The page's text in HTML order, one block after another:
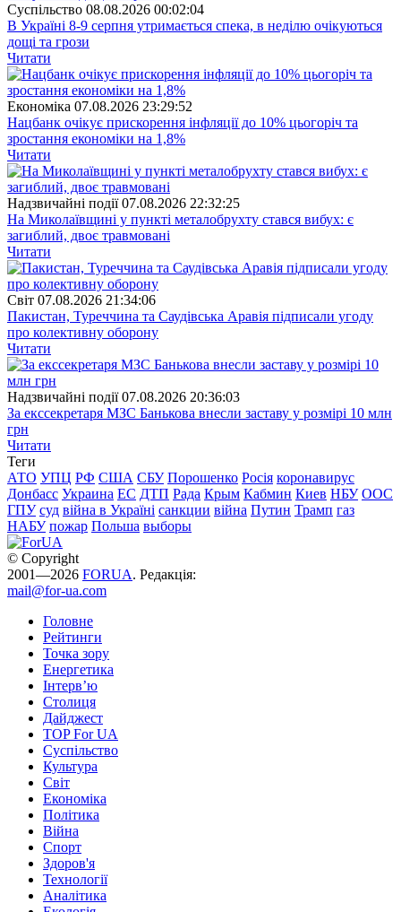
Суспiльство 08.08.2026 00:02:04
В Україні 8-9 серпня утримається спека, в неділю очікуються
дощі та грози
Читати
Економіка 07.08.2026 23:29:52
Нацбанк очікує прискорення інфляції до 10% цьогоріч та
зростання економіки на 1,8%
Читати
Надзвичайні події 07.08.2026 22:32:25
На Миколаївщині у пункті металобрухту стався вибух: є
загиблий, двоє травмовані
Читати
Свiт 07.08.2026 21:34:06
Пакистан, Туреччина та Саудівська Аравія підписали угоду
про колективну оборону
Читати
Надзвичайні події 07.08.2026 20:36:03
За екссекретаря МЗС Банькова внесли заставу у розмірі 10 млн
грн
Читати
Теги
АТО УПЦ РФ США СБУ Порошенко Росія коронавирус
Донбасс Украина ЕС ДТП Рада Крым Кабмин Киев НБУ ООС
ГПУ суд війна в Україні санкции війна Путин Трамп газ
НАБУ пожар Польша выборы
© Copyright
2001—2026 FORUA. Редакція:
mail@for-ua.com
Головне
Рейтинги
Точка зору
Енергетика
Інтерв’ю
Столиця
Дайджест
TOP For UA
Суспiльство
Культура
Світ
Економіка
Політика
Війна
Спорт
Здоров'я
Технології
Аналітика